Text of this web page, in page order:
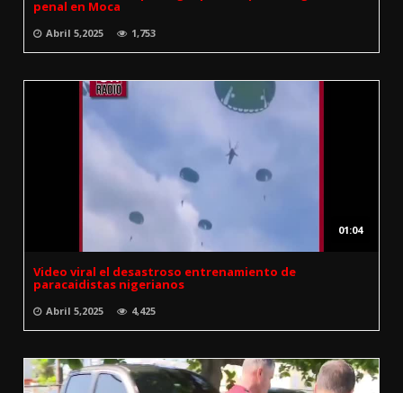
penal en Moca
Abril 5,2025 1,753
01:04
Video viral el desastroso entrenamiento de
paracaidistas nigerianos
Abril 5,2025 4,425